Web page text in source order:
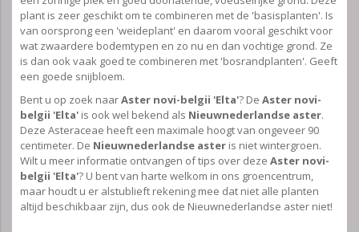
plant is zeer geschikt om te combineren met de 'basisplanten'. Is
van oorsprong een 'weideplant' en daarom vooral geschikt voor
wat zwaardere bodemtypen en zo nu en dan vochtige grond. Ze
is dan ook vaak goed te combineren met 'bosrandplanten'. Geeft
een goede snijbloem.
Bent u op zoek naarAster novi-belgii 'Elta'? De Aster novi-
belgii 'Elta' is ook wel bekend als Nieuwnederlandse aster.
Deze Asteraceae heeft een maximale hoogt van ongeveer 90
centimeter. De Nieuwnederlandse aster is niet wintergroen.
Wilt u meer informatie ontvangen of tips over deze Aster novi-
belgii 'Elta'? U bent van harte welkom in ons groencentrum,
maar houdt u er alstublieft rekening mee dat niet alle planten
altijd beschikbaar zijn, dus ook de Nieuwnederlandse aster niet!